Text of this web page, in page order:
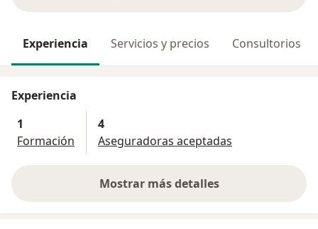
Experiencia Servicios y precios Consultorios
Experiencia
1
Formación
4
Aseguradoras aceptadas
Mostrar más detalles
sobre la experiencia